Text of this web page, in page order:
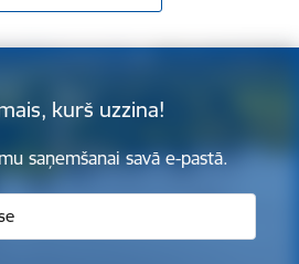
kurš uzzina!
saņemšanai savā e-pastā.